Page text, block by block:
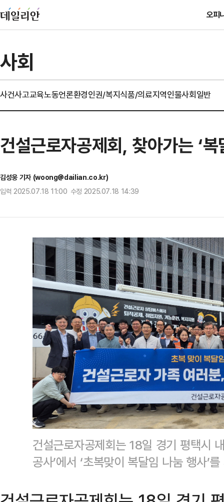
오피
사회
사건사고교육노동언론환경인권/복지식품/의료지역인물사회일반
건설근로자공제회, 찾아가는 ‘
김성웅 기자 (woong@dailian.co.kr)
입력 2025.07.18 11:00 수정 2025.07.18 14:39
건설근로자공제회는 18일 경기 평택시
공사’에서 ‘초복맞이 복달임 나눔 행사’